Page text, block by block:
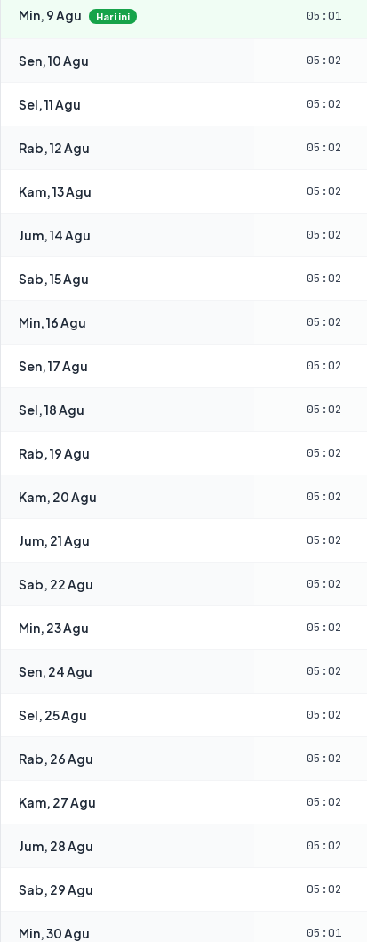
Min, 9 Agu Hari ini 05:01
Sen, 10 Agu 05:02
Sel, 11 Agu 05:02
Rab, 12 Agu 05:02
Kam, 13 Agu 05:02
Jum, 14 Agu 05:02
Sab, 15 Agu 05:02
Min, 16 Agu 05:02
Sen, 17 Agu 05:02
Sel, 18 Agu 05:02
Rab, 19 Agu 05:02
Kam, 20 Agu 05:02
Jum, 21 Agu 05:02
Sab, 22 Agu 05:02
Min, 23 Agu 05:02
Sen, 24 Agu 05:02
Sel, 25 Agu 05:02
Rab, 26 Agu 05:02
Kam, 27 Agu 05:02
Jum, 28 Agu 05:02
Sab, 29 Agu 05:02
Min, 30 Agu 05:01